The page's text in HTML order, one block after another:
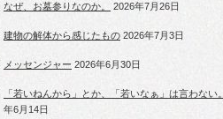
なぜ、お墓参りなのか。 2026年7月26日
建物の解体から感じたもの 2026年7月3日
メッセンジャー 2026年6月30日
「若いねんから」とか、「若いなぁ」は言わない。
年6月14日